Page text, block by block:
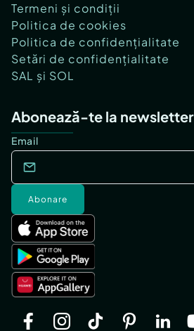
Termeni și condiții
Politica de cookies
Politica de confidențialitate
Setări de confidențialitate
SAL și SOL
Abonează-te la newsletter
Email
Abonare